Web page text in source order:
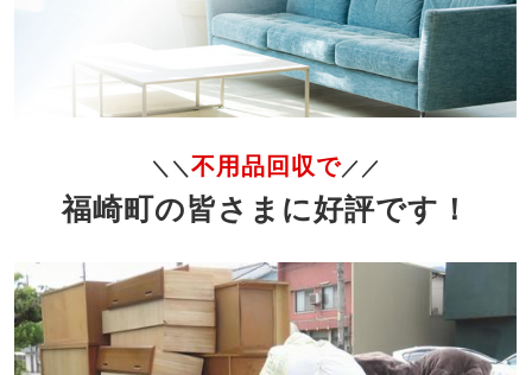
＼＼ 不用品回収で／／
福崎町の皆さまに好評です！